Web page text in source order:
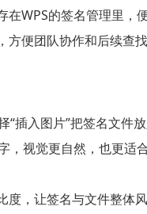
WPS的签名管理里，
便团队协作和后续查找
插入图片”把签名文件
，视觉更自然，也更适
度，让签名与文件整体